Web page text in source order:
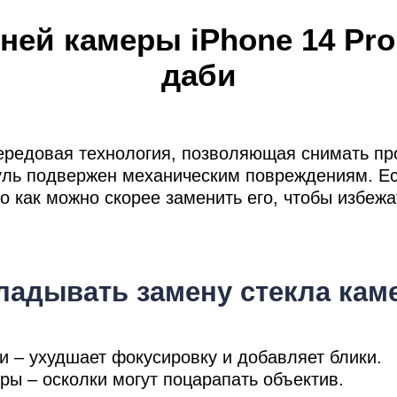
камеры iPhone 14
даби
технология, позволяющая снимать
подвержен механическим повреждениям.
как можно скорее заменить его, чтобы
замену стекла
– ухудшает фокусировку и добавляет блики.
– осколки могут поцарапать объектив.